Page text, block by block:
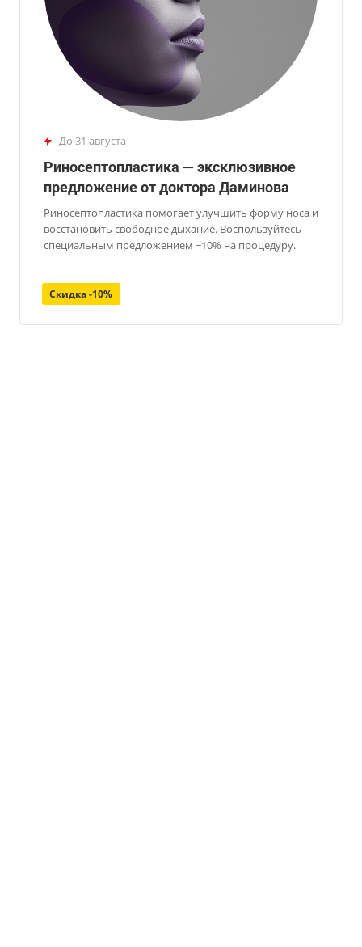
до 31 августа
Риносептопластика — эксклюзивное
предложение от доктора Даминова
Риносептопластика помогает улучшить форму носа и
восстановить свободное дыхание. Воспользуйтесь
специальным предложением −10% на процедуру.
Скидка -10%